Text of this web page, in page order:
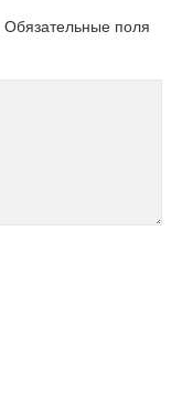
Обязательные поля